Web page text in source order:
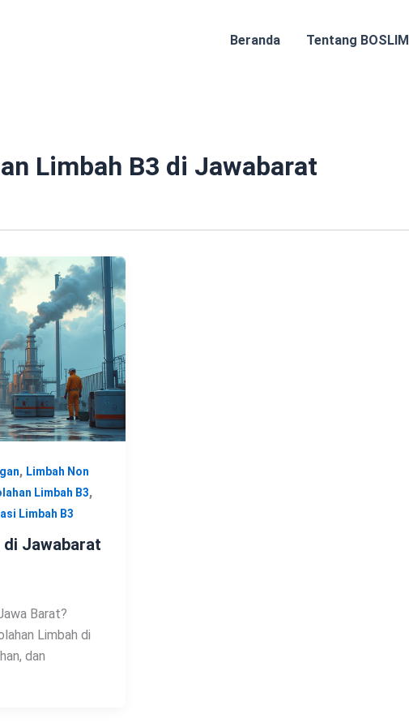
Beranda Tentang BOSLIM
Limbah B3 di Jawabarat
, Limbah Non
Limbah B3,
Limbah B3
di Jawabarat
Barat?
Limbah di
dan